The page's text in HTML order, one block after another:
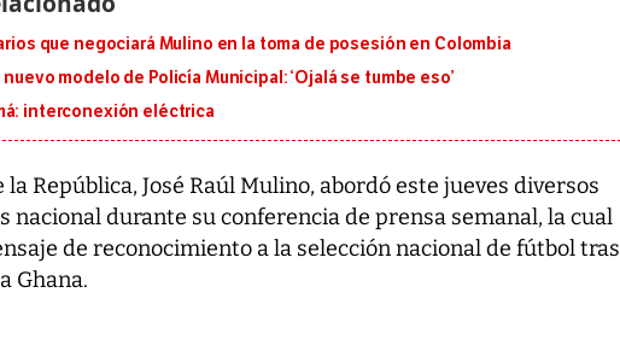
que negociará Mulino en la toma de posesión en Colombia
modelo de Policía Municipal: ‘Ojalá se tumbe eso’
interconexión eléctrica
República, José Raúl Mulino, abordó este jueves diversos
nacional durante su conferencia de prensa semanal, la cual
de reconocimiento a la selección nacional de fútbol tras
Ghana.